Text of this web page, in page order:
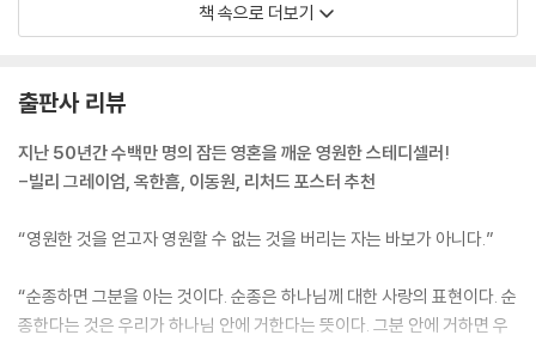
“요즘 영혼의 싸움이 심하다. 하나님이 세상을 돌보신다는 진리에 회의가
닫고 큰 위로를 얻었다. 그분이 죽은 자 가운데서 살아나지 않았다면 내 믿
음은 헛것이다.” _ 짐 엘리엇의 일기
--- p.107
책 속으로 더보기
출판사 리뷰
지난 50년간 수백만 명의 잠든 영혼을 깨운 영원한 스테디셀러!
-빌리 그레이엄, 옥한흠, 이동원, 리처드 포스터 추천
“영원한 것을 얻고자 영원할 수 없는 것을 버리는 자는 바보가 아니다.”
“순종하면 그분을 아는 것이다. 순종은 하나님께 대한 사랑의 표현이다. 순
종한다는 것은 우리가 하나님 안에 거한다는 뜻이다. 그분 안에 거하면 우